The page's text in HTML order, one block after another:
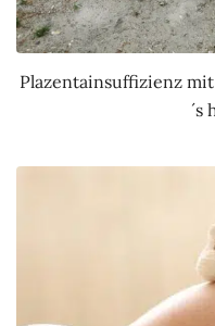
Plazentainsuffizienz
´s